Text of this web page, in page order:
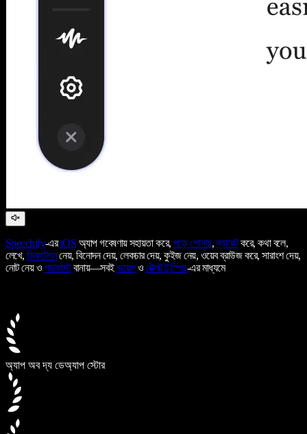
Speechify-এরiOS অ্যাপ গবেষণায় সহায়তা করে, পড়ে শোনায়,ন্যারেটকরে, কথা বলে,
লেখে, ডিকটেশননেয়, বিনোদন দেয়, লেকচার দেয়, কুইজ নেয়, ওয়েব ব্রাউজ করে, সারাংশ দেয়,
নোট নেয় ও পডকাস্টবানায়—সবইভয়েসও টেক্সট টু স্পিচ-এর মাধ্যমে
অ্যাপ অব দ্য ডেঅ্যাপ স্টোর